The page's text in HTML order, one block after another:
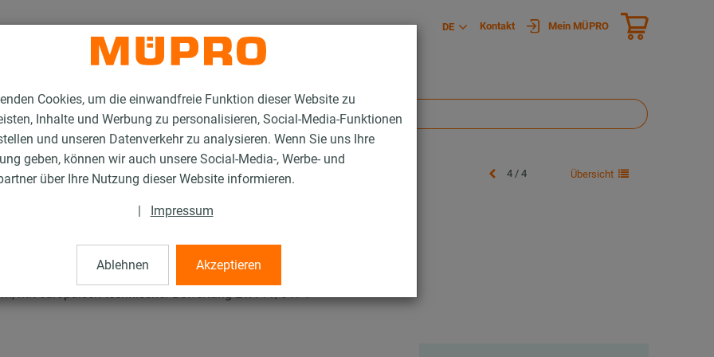
Cookies, um die einwandfreie Funktion dieser Website zu
Inhalte und Werbung zu personalisieren, Social-Media-Funktionen
und unseren Datenverkehr zu analysieren. Wenn Sie uns Ihre
geben, können wir auch unsere Social-Media-, Werbe- und
über Ihre Nutzung dieser Website informieren.
| Impressum
Ablehnen Akzeptieren
DE Kontakt Mein MÜPRO
für die Lüftungsbefestigung Bohrschrauben 4 / 4 Übersicht
mit europäisch technischer Bewertung ETA-11/0174